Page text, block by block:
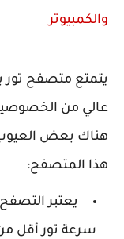
والكمبيوتر
يتمتع متصفح تور
عالي من الخصوصية
هناك بعض العيوب
هذا المتصفح:
يعتبر
سرعة تور أقل